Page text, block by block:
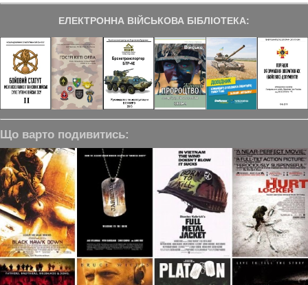
ЕЛЕКТРОННА ВІЙСЬКОВА БІБЛІОТЕКА:
Що варто подивитись: